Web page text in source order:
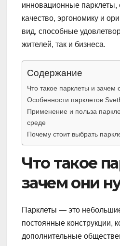
инновационные
качество, эргономику и
вид, способные
жителей, так и бизнеса.
Содержание
Что такое парклеты и зачем
Особенности парклетов
Применение и польза
среде
Почему стоит выбрать
Что такое
зачем они
Парклеты — это
постоянные конструкции,
дополнительные